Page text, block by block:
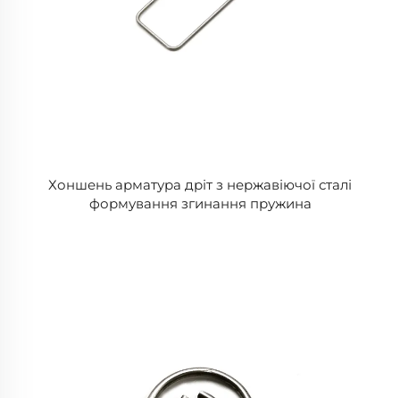
Хоншень арматура дріт з нержавіючої сталі
формування згинання пружина